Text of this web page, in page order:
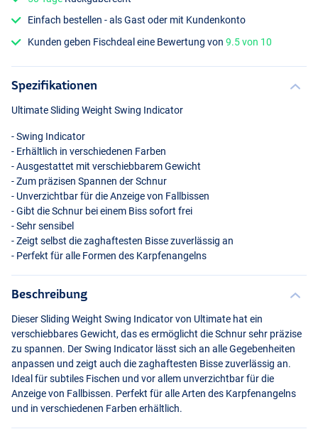
Einfach bestellen - als Gast oder mit Kundenkonto
Kunden geben Fischdeal eine Bewertung von9.5 von 10
Spezifikationen
Ultimate Sliding Weight Swing Indicator
- Swing Indicator
- Erhältlich in verschiedenen Farben
- Ausgestattet mit verschiebbarem Gewicht
- Zum präzisen Spannen der Schnur
- Unverzichtbar für die Anzeige von Fallbissen
- Gibt die Schnur bei einem Biss sofort frei
- Sehr sensibel
- Zeigt selbst die zaghaftesten Bisse zuverlässig an
- Perfekt für alle Formen des Karpfenangelns
Beschreibung
Dieser Sliding Weight Swing Indicator von Ultimate hat ein
verschiebbares Gewicht, das es ermöglicht die Schnur sehr präzise
zu spannen. Der Swing Indicator lässt sich an alle Gegebenheiten
anpassen und zeigt auch die zaghaftesten Bisse zuverlässig an.
Ideal für subtiles Fischen und vor allem unverzichtbar für die
Anzeige von Fallbissen. Perfekt für alle Arten des Karpfenangelns
und in verschiedenen Farben erhältlich.